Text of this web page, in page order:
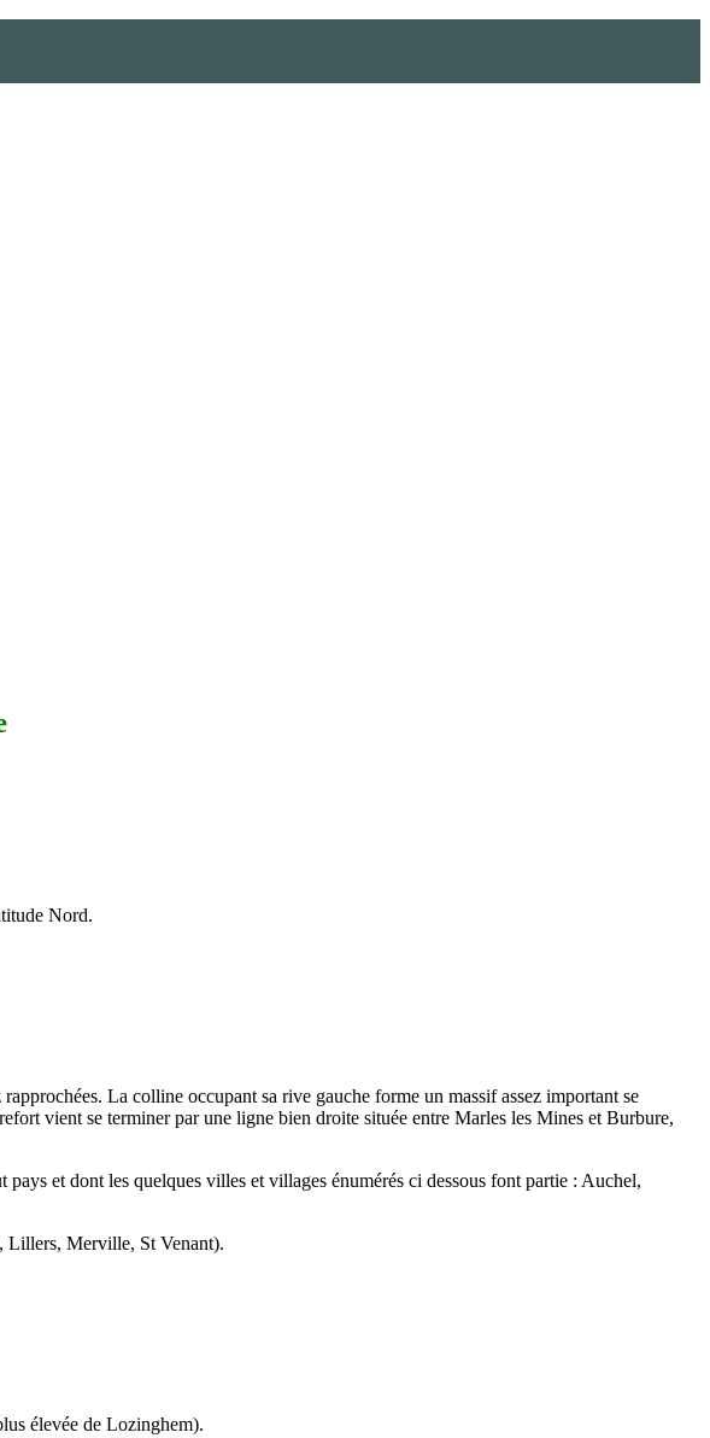
Nord.
La colline occupant sa rive gauche forme un massif assez important se
vient se terminer par une ligne bien droite située entre Marles les Mines et Burbure,
et dont les quelques villes et villages énumérés ci dessous font partie : Auchel,
Lillers, Merville, St Venant).
élevée de Lozinghem).